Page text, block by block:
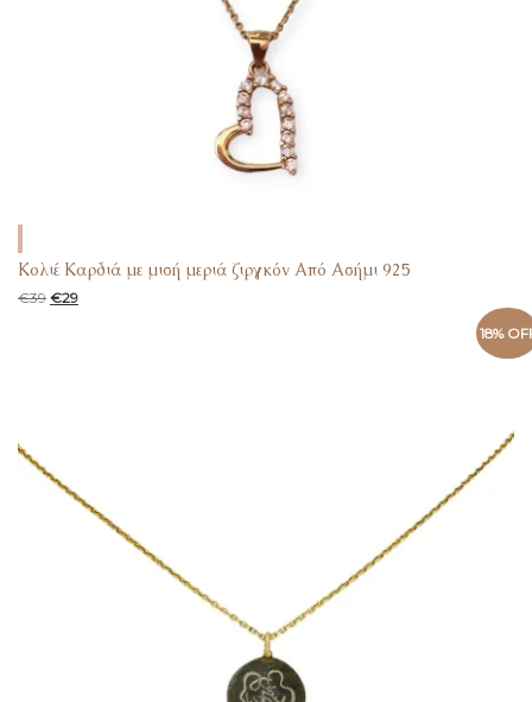
Κολιέ Καρδιά με μισή μεριά ζιργκόν Από Ασήμι 925
€39 €29
18%